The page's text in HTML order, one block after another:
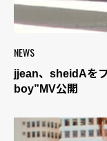
NEWS
jjean、sheidAを
boy”MV公開